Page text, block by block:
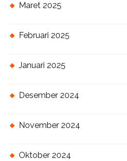
Maret 2025
Februari 2025
Januari 2025
Desember 2024
November 2024
Oktober 2024